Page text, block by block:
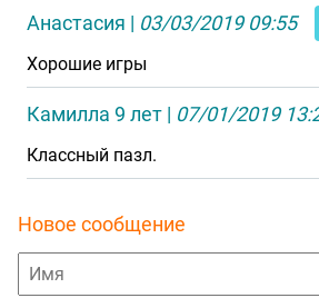
Анастасия | 03/03/2019 09:55
Хорошие игры
Камилла 9 лет | 07/01/2019
Классный пазл.
Новое сообщение